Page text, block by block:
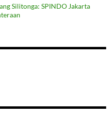
Silitonga: SPINDO Jakarta